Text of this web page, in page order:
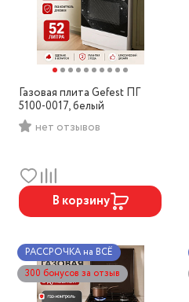
Газовая плита Gefest ПГ
5100-0017, белый
нет отзывов
В корзину
РАССРОЧКА на ВСЁ
300 бонусов за отзыв